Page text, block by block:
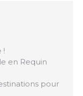
!
en Requin
pour